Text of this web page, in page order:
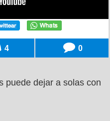
4 0
puede dejar a solas con